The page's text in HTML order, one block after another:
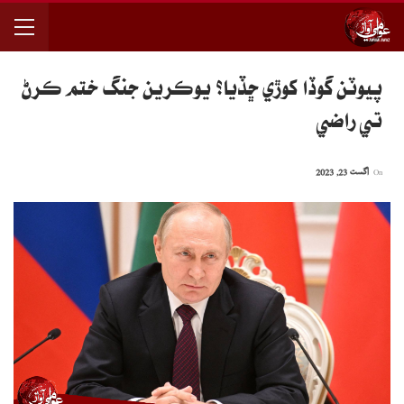
پيوٽن گوڏا کوڙي ڇڏيا؟ يوڪرين جنگ ختم ڪرڻ
تي راضي
اگست 23, 2023